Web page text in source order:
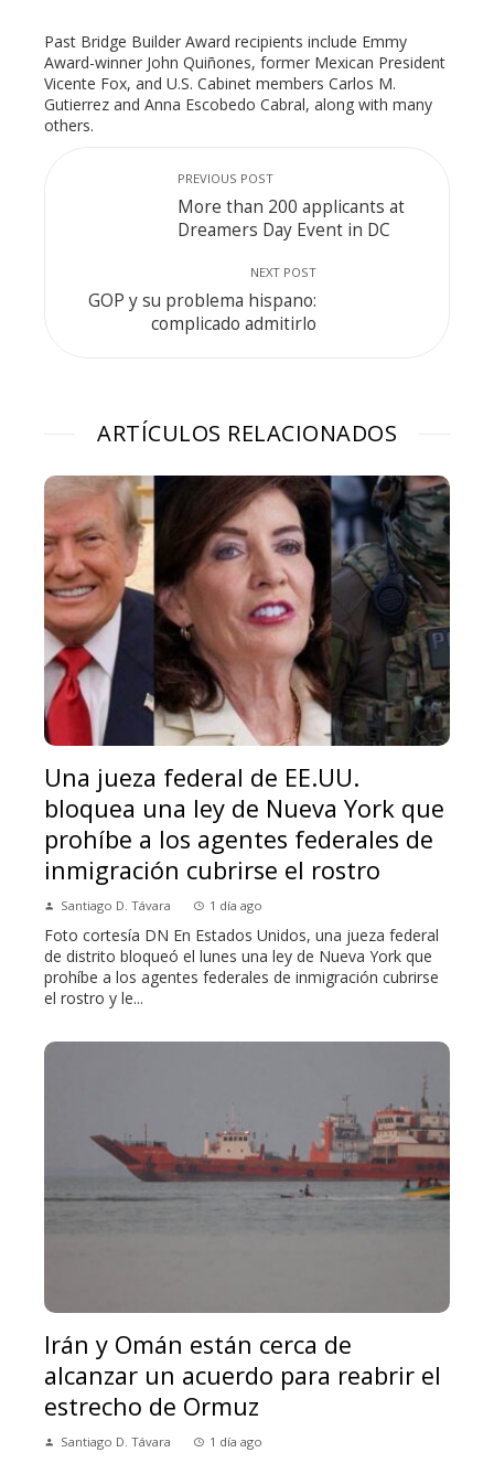
Past Bridge Builder Award recipients include Emmy
Award-winner John Quiñones, former Mexican President
Vicente Fox, and U.S. Cabinet members Carlos M.
Gutierrez and Anna Escobedo Cabral, along with many
others.
PREVIOUS POST
More than 200 applicants at
Dreamers Day Event in DC
NEXT POST
GOP y su problema hispano:
complicado admitirlo
ARTÍCULOS RELACIONADOS
Una jueza federal de EE.UU.
bloquea una ley de Nueva York que
prohíbe a los agentes federales de
inmigración cubrirse el rostro
Santiago D. Távara 1 día ago
Foto cortesía DN En Estados Unidos, una jueza federal
de distrito bloqueó el lunes una ley de Nueva York que
prohíbe a los agentes federales de inmigración cubrirse
el rostro y le...
Irán y Omán están cerca de
alcanzar un acuerdo para reabrir el
estrecho de Ormuz
Santiago D. Távara 1 día ago